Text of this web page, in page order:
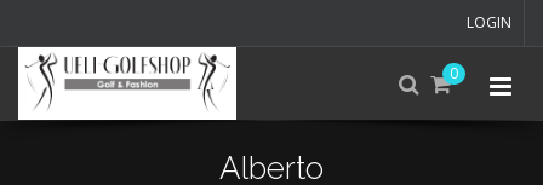
LOGIN
0
Alberto